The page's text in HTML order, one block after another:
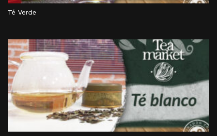
Té Verde